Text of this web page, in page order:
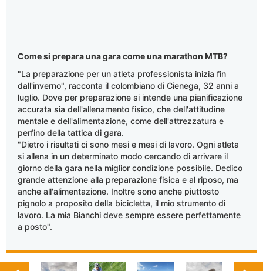
Come si prepara una gara come una marathon MTB?
"La preparazione per un atleta professionista inizia fin
dall'inverno", racconta il colombiano di Cienega, 32 anni a
luglio. Dove per preparazione si intende una pianificazione
accurata sia dell'allenamento fisico, che dell'attitudine
mentale e dell'alimentazione, come dell'attrezzatura e
perfino della tattica di gara.
"Dietro i risultati ci sono mesi e mesi di lavoro. Ogni atleta
si allena in un determinato modo cercando di arrivare il
giorno della gara nella miglior condizione possibile. Dedico
grande attenzione alla preparazione fisica e al riposo, ma
anche all'alimentazione. Inoltre sono anche piuttosto
pignolo a proposito della bicicletta, il mio strumento di
lavoro. La mia Bianchi deve sempre essere perfettamente
a posto".